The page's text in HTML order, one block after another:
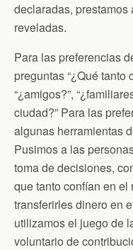
declaradas,
reveladas.
Para las preferencias
preguntas “¿Qué tanto
“¿amigos?”,
ciudad?” Para las
algunas herramientas
Pusimos a las
toma de decisiones,
que tanto confían en
transferirles dinero en
utilizamos el juego de
voluntario de